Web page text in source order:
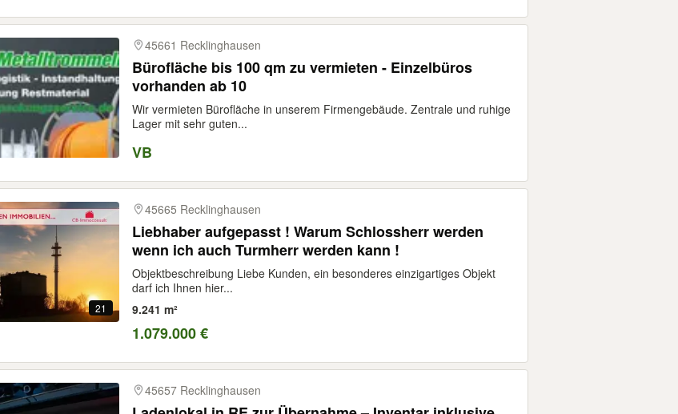
45661 Recklinghausen
Bürofläche bis 100 qm zu vermieten - Einzelbüros
vorhanden ab 10
Wir vermieten Bürofläche in unserem Firmengebäude. Zentrale und ruhige
Lager mit sehr guten...
VB
21
45665 Recklinghausen
Liebhaber aufgepasst ! Warum Schlossherr werden
wenn ich auch Turmherr werden kann !
Objektbeschreibung Liebe Kunden, ein besonderes einzigartiges Objekt
darf ich Ihnen hier...
9.241 m²
1.079.000 €
45657 Recklinghausen